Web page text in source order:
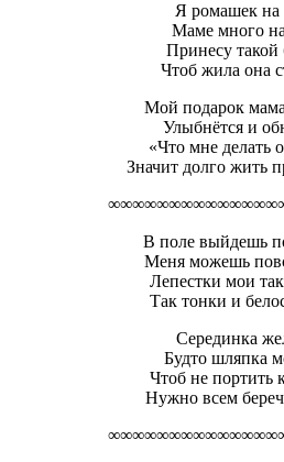
Я ромашек на
Маме много
Принесу такой
Чтоб жила она
Мой подарок
Улыбнётся и
«Что мне делать
Значит долго жить
В поле выйдешь
Меня можешь
Лепестки мои
Так тонки и
Серединка
Будто шляпка
Чтоб не портить
Нужно всем